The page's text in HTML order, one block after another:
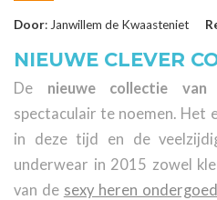
Door: Janwillem de Kwaasteniet
NIEUWE CLEVER
De nieuwe collectie van
spectaculair te noemen. Het
in deze tijd en de
underwear in 2015 zowel
van de sexy heren ondergoed